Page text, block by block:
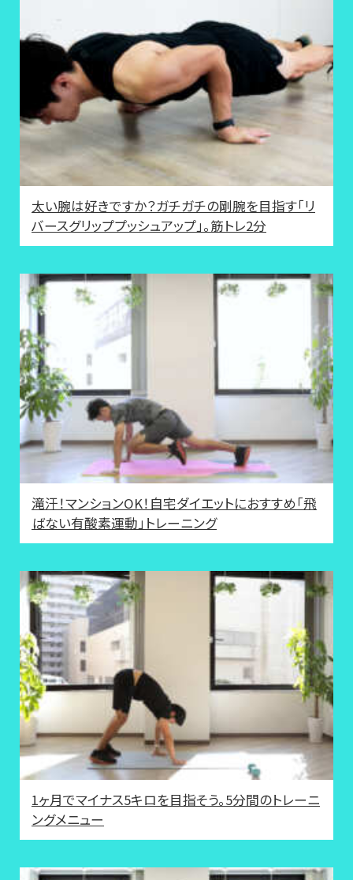
太い腕は好きですか？ガチガチの剛腕を目指す「リ
バースグリッププッシュアップ」。筋トレ2分
滝汗！マンションOK！自宅ダイエットにおすすめ「飛
ばない有酸素運動」トレーニング
1ヶ月でマイナス5キロを目指そう。5分間のトレーニ
ングメニュー